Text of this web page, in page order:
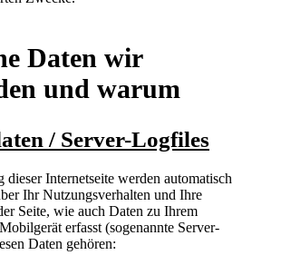
Daten wir
und warum
/ Server-Logfiles
Internetseite werden automatisch
Ihr Nutzungsverhalten und Ihre
Seite, wie auch Daten zu Ihrem
erfasst (sogenannte Server-
Daten gehören: